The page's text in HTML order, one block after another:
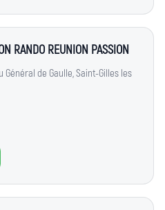
RANDO REUNION PASSION
Général de Gaulle, Saint-Gilles les